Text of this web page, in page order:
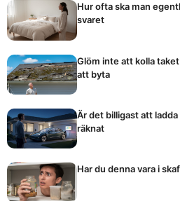
Hur ofta ska man
svaret
Glöm inte att kolla
att byta
Är det billigast att
räknat
Har du denna vara i